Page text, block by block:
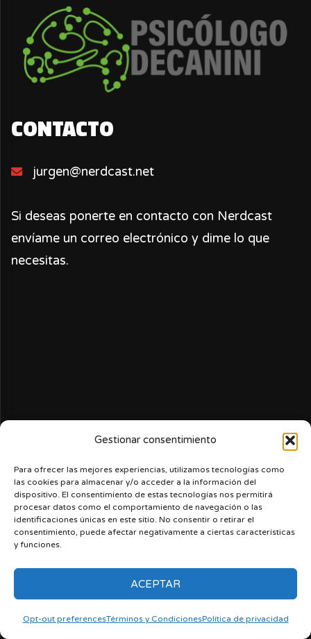
Gestionar consentimiento
Para ofrecer las mejores experiencias, utilizamos tecnologías como
las cookies para almacenar y/o acceder a la información del
dispositivo. El consentimiento de estas tecnologías nos permitirá
procesar datos como el comportamiento de navegación o las
identificaciones únicas en este sitio. No consentir o retirar el
consentimiento, puede afectar negativamente a ciertas características
y funciones.
ACEPTAR
Opt-out preferencesTérminos y CondicionesPolítica de privacidad
CONTACTO
jurgen@nerdcast.net
Si deseas ponerte en contacto con Nerdcast
envíame un correo electrónico y dime lo que
necesitas.